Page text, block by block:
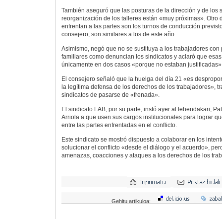
También aseguró que las posturas de la dirección y de los
reorganización de los talleres están «muy próximas». Otro
enfrentan a las partes son los turnos de conducción
consejero, son similares a los de este año.
Asimismo, negó que no se sustituya a los trabajadores
familiares como denuncian los sindicatos y aclaró que
únicamente en dos casos «porque no estaban
El consejero señaló que la huelga del día 21 «es
la legítima defensa de los derechos de los trabajadores»,
sindicatos de pasarse de «frenada».
El sindicato LAB, por su parte, instó ayer al lehendakari,
Arriola a que usen sus cargos institucionales para lograr
entre las partes enfrentadas en el conflicto.
Este sindicato se mostró dispuesto a colaborar en los
solucionar el conflicto «desde el diálogo y el acuerdo»,
amenazas, coacciones y ataques a los derechos de los
Gehitu artikuloa: